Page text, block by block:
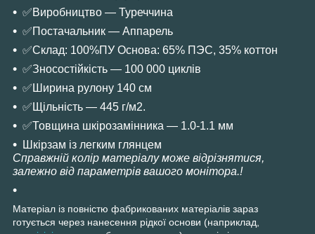
✅Виробництво — Туреччина
✅Постачальник — Аппарель
✅Склад: 100%ПУ Основа: 65% ПЭС, 35% коттон
✅Зносостійкість — 100 000 циклів
✅Ширина рулону 140 см
✅Щільність — 445 г/м2.
✅Товщина шкірозамінника — 1.0-1.1 мм
Шкірзам із легким глянцем
Справжній колір матеріалу може відрізнятися,
залежно від параметрів вашого монітора.!️
Матеріал із повністю фабрикованих матеріалів зараз
готується через нанесення рідкої основи (наприклад,